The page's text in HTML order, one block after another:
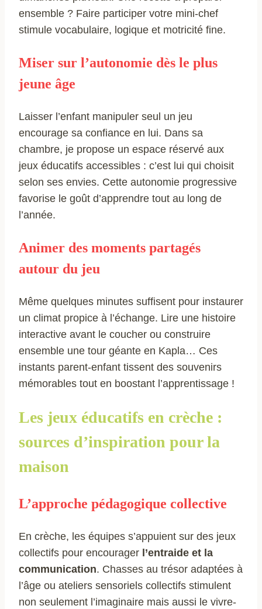
ensemble ? Faire participer votre mini-chef
stimule vocabulaire, logique et motricité fine.
Miser sur l’autonomie dès le plus
jeune âge
Laisser l’enfant manipuler seul un jeu
encourage sa confiance en lui. Dans sa
chambre, je propose un espace réservé aux
jeux éducatifs accessibles : c’est lui qui choisit
selon ses envies. Cette autonomie progressive
favorise le goût d’apprendre tout au long de
l’année.
Animer des moments partagés
autour du jeu
Même quelques minutes suffisent pour instaurer
un climat propice à l’échange. Lire une histoire
interactive avant le coucher ou construire
ensemble une tour géante en Kapla… Ces
instants parent-enfant tissent des souvenirs
mémorables tout en boostant l’apprentissage !
Les jeux éducatifs en crèche :
sources d’inspiration pour la
maison
L’approche pédagogique collective
En crèche, les équipes s’appuient sur des jeux
collectifs pour encourager l’entraide et la
communication. Chasses au trésor adaptées à
l’âge ou ateliers sensoriels collectifs stimulent
non seulement l’imaginaire mais aussi le vivre-